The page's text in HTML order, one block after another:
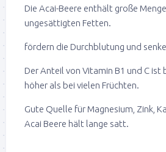
Die Acai-Beere enthält große
ungesättigten Fetten.
fördern die Durchblutung und
Der Anteil von Vitamin B1 und C ist
höher als bei vielen Früchten.
Gute Quelle für Magnesium, Zink,
Acai Beere hält lange satt.